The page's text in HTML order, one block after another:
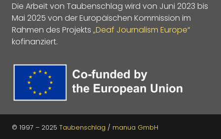
Die Arbeit von Taubenschlag wird von Juni 2023 bis
Mai 2025 von der Europäischen Kommission im
Rahmen des Projekts „Deaf Journalism Europe“
kofinanziert.
© 1997 – 2025 Taubenschlag / manua GmbH